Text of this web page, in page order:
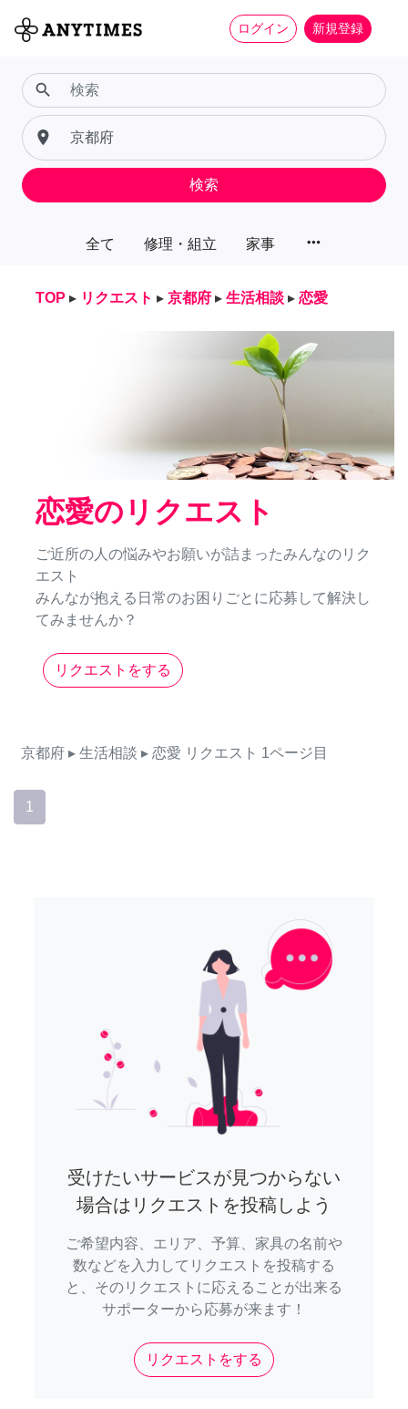
ログイン 新規登録
全て 修理・組立 家事 more_horiz
search
place
検索
TOP ▸ リクエスト ▸ 京都府 ▸ 生活相談 ▸ 恋愛
恋愛のリクエスト
ご近所の人の悩みやお願いが詰まったみんなのリク
エスト
みんなが抱える日常のお困りごとに応募して解決し
てみませんか？
リクエストをする
京都府 ▸ 生活相談 ▸ 恋愛 リクエスト 1ページ目
1
受けたいサービスが見つからない
場合はリクエストを投稿しよう
ご希望内容、エリア、予算、家具の名前や
数などを入力してリクエストを投稿する
と、そのリクエストに応えることが出来る
サポーターから応募が来ます！
リクエストをする